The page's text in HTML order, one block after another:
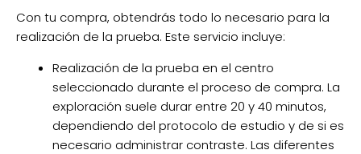
Con tu compra, obtendrás todo lo necesario para la
realización de la prueba. Este servicio incluye:
Realización de la prueba en el centro
seleccionado durante el proceso de compra. La
exploración suele durar entre 20 y 40 minutos,
dependiendo del protocolo de estudio y de si es
necesario administrar contraste. Las diferentes